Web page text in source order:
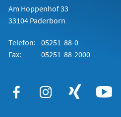
Am Hoppenhof 33
33104 Paderborn
Telefon: 05251 88-0
Fax:
05251 88-2000